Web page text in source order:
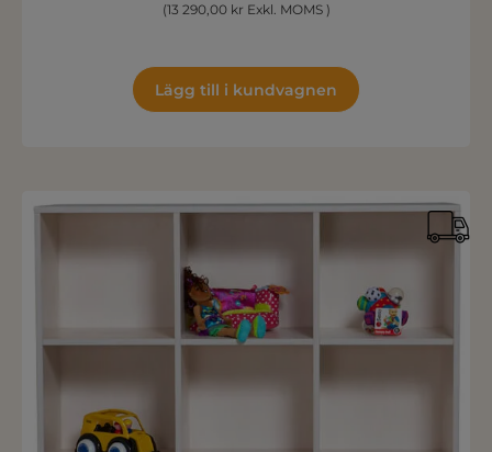
(13 290,00 kr Exkl. MOMS )
Lägg till i kundvagnen